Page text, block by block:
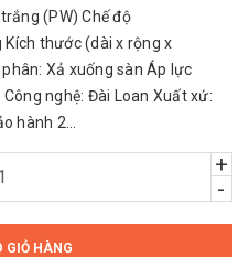
(PW) Chế độ
Kích thước (dài x rộng x
Xả xuống sàn Áp lực
nghệ: Đài Loan Xuất xứ:
hành 2...
+
-
GIỎ HÀNG